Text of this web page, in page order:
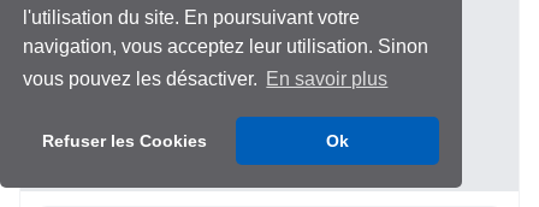
l'utilisation du site. En poursuivant votre
navigation, vous acceptez leur utilisation. Sinon
vous pouvez les désactiver. En savoir plus
Refuser les Cookies Ok